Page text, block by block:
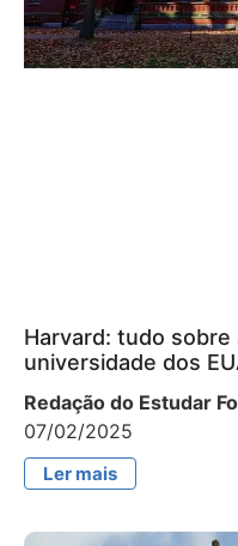
Harvard: tudo sobre
universidade dos
Redação do Estudar
07/02/2025
Ler mais